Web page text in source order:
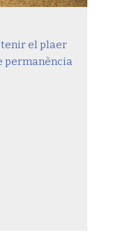
tenir el plaer
permanència